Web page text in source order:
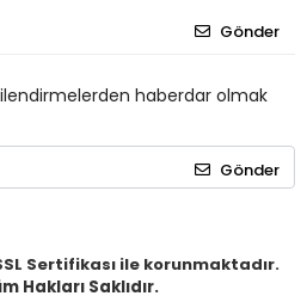
Gönder
haberdar olmak
Gönder
Sertifikası ile korunmaktadır.
Hakları Saklıdır.